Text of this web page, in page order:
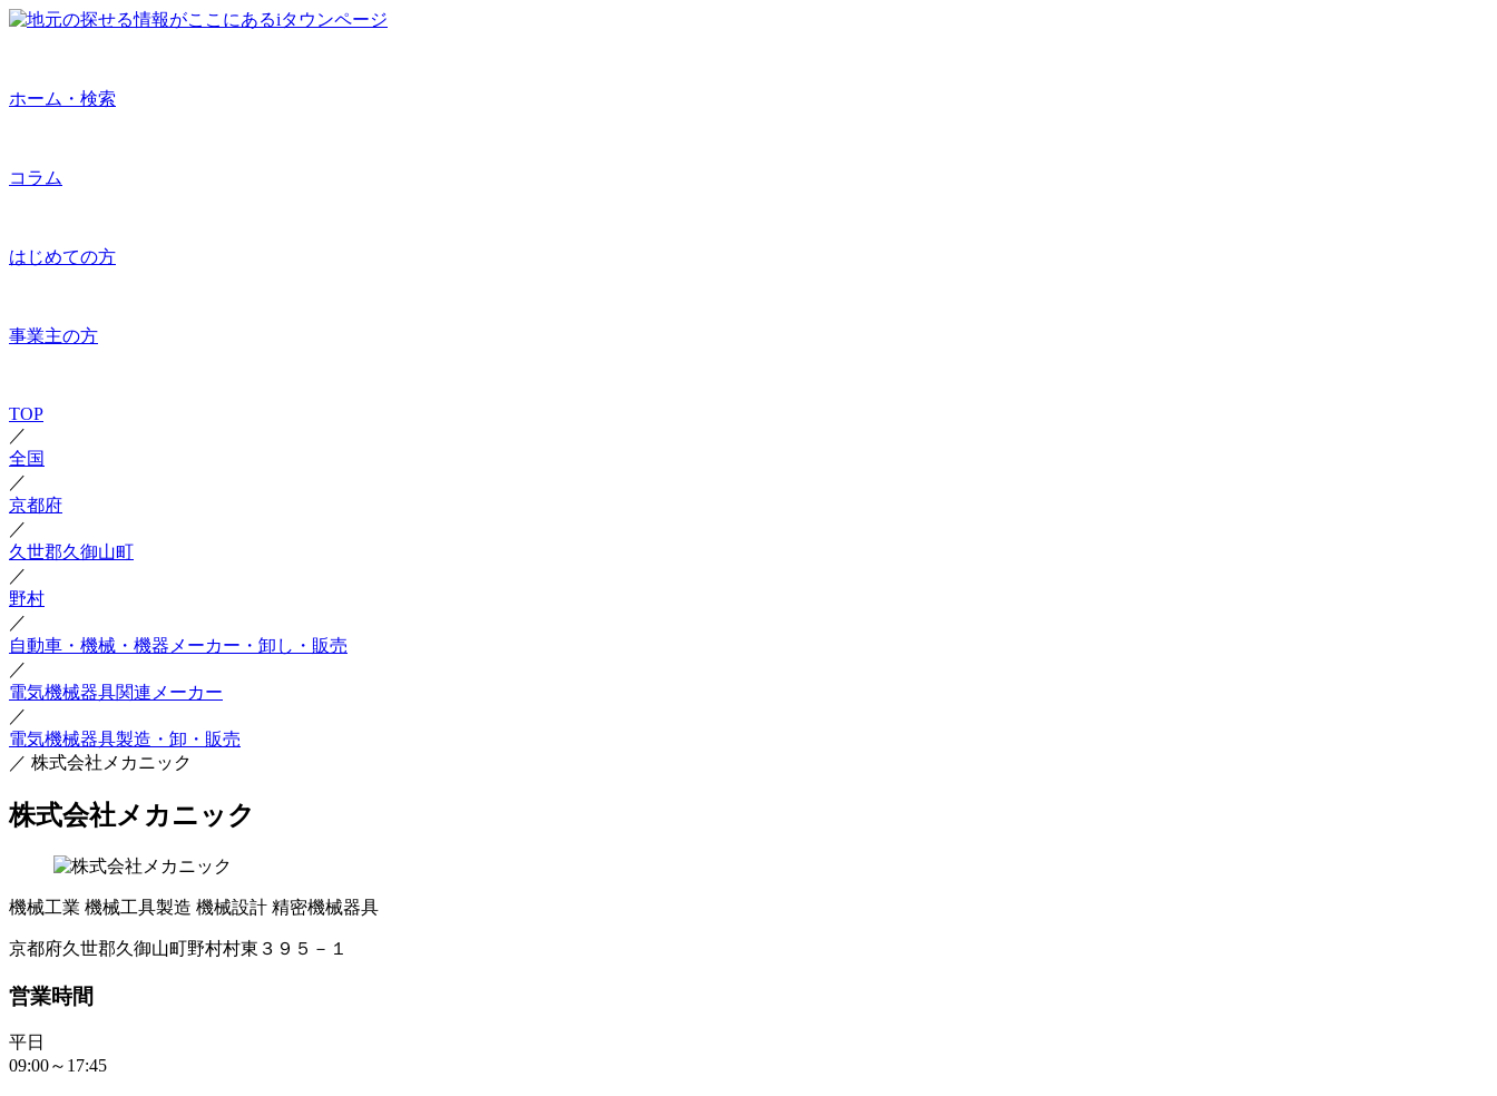
ホーム・検索
コラム
はじめての方
事業主の方
TOP
／
全国
／
京都府
／
久世郡久御山町
／
野村
／
自動車・機械・機器メーカー・卸し・販売
／
電気機械器具関連メーカー
／
電気機械器具製造・卸・販売
／ 株式会社メカニック
株式会社メカニック
機械工業 機械工具製造 機械設計 精密機械器具
京都府久世郡久御山町野村村東３９５－１
営業時間
平日
09:00～17:45